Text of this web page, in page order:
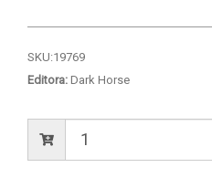
SKU:19769
Editora: Dark Horse